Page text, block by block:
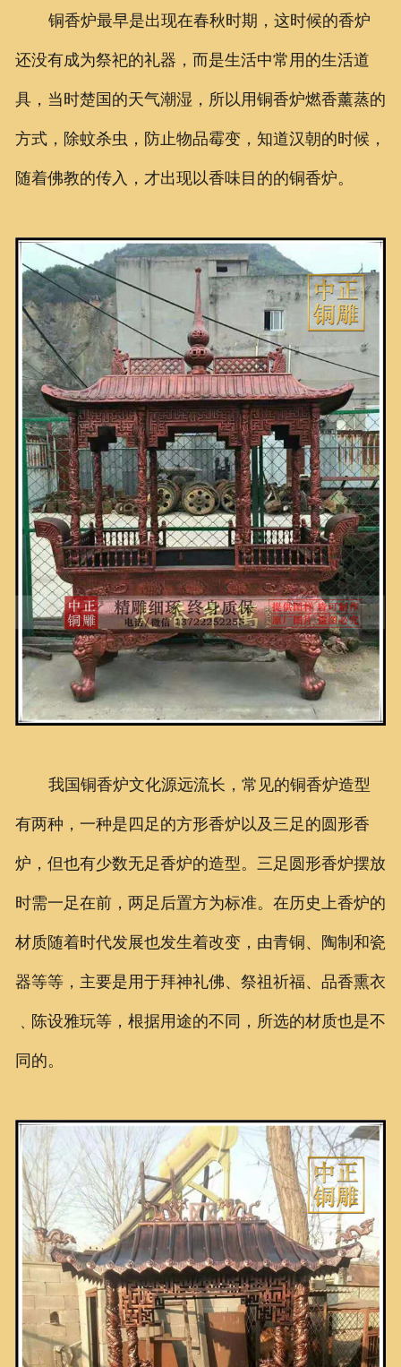
铜香炉最早是出现在春秋时期，这时候的香炉
还没有成为祭祀的礼器，而是生活中常用的生活道
具，当时楚国的天气潮湿，所以用铜香炉燃香薰蒸的
方式，除蚊杀虫，防止物品霉变，知道汉朝的时候，
随着佛教的传入，才出现以香味目的的铜香炉。
我国铜香炉文化源远流长，常见的铜香炉造型
有两种，一种是四足的方形香炉以及三足的圆形香
炉，但也有少数无足香炉的造型。三足圆形香炉摆放
时需一足在前，两足后置方为标准。在历史上香炉的
材质随着时代发展也发生着改变，由青铜、陶制和瓷
器等等，主要是用于拜神礼佛、祭祖祈福、品香熏衣
﹑陈设雅玩等，根据用途的不同，所选的材质也是不
同的。